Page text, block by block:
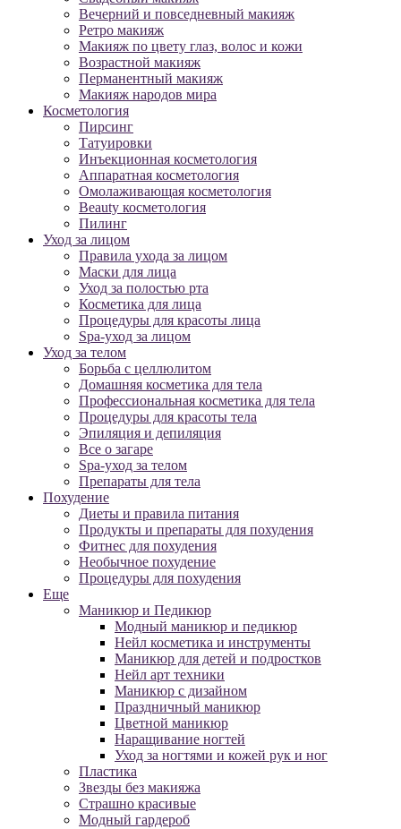
Вечерний и повседневный макияж
Ретро макияж
Макияж по цвету глаз, волос и кожи
Возрастной макияж
Перманентный макияж
Макияж народов мира
Косметология
Пирсинг
Татуировки
Инъекционная косметология
Аппаратная косметология
Омолаживающая косметология
Beauty косметология
Пилинг
Уход за лицом
Правила ухода за лицом
Маски для лица
Уход за полостью рта
Косметика для лица
Процедуры для красоты лица
Spa-уход за лицом
Уход за телом
Борьба с целлюлитом
Домашняя косметика для тела
Профессиональная косметика для тела
Процедуры для красоты тела
Эпиляция и депиляция
Все о загаре
Spa-уход за телом
Препараты для тела
Похудение
Диеты и правила питания
Продукты и препараты для похудения
Фитнес для похудения
Необычное похудение
Процедуры для похудения
Еще
Маникюр и Педикюр
Модный маникюр и педикюр
Нейл косметика и инструменты
Маникюр для детей и подростков
Нейл арт техники
Маникюр с дизайном
Праздничный маникюр
Цветной маникюр
Наращивание ногтей
Уход за ногтями и кожей рук и ног
Пластика
Звезды без макияжа
Страшно красивые
Модный гардероб